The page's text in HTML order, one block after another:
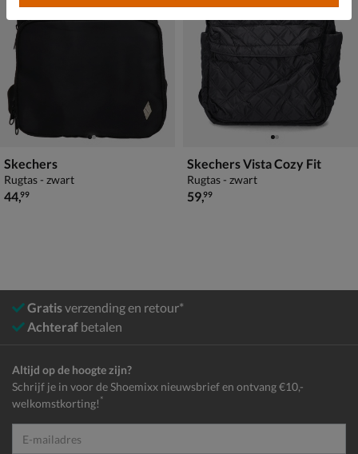
Skechers
Rugtas - zwart
€ 44,99
44,99
Skechers Vista Cozy Fit
Rugtas - zwart
€ 59,99
59,99
Gratisverzending en retour*
Achteraf betalen
Altijd op de hoogte zijn?
Schrijf je in voor de Shoemixx nieuwsbrief en ontvang €10,-
welkomstkorting! *